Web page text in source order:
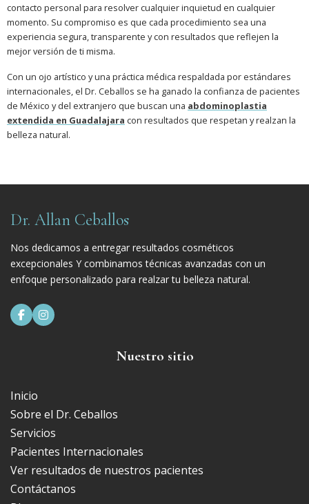
contacto personal para resolver cualquier inquietud en cualquier
momento. Su compromiso es que cada procedimiento sea una
experiencia segura, transparente y con resultados que reflejen la
mejor versión de ti misma.
Con un ojo artístico y una práctica médica respaldada por estándares
internacionales, el Dr. Ceballos se ha ganado la confianza de pacientes
de México y del extranjero que buscan una abdominoplastia
extendida en Guadalajara con resultados que respetan y realzan la
belleza natural.
Dr. Allan Ceballos
Nos dedicamos a entregar resultados cosméticos
excepcionales Y combinamos técnicas avanzadas con un
enfoque personalizado para realzar tu belleza natural.
 
Nuestro sitio
Inicio
Sobre el Dr. Ceballos
Servicios
Pacientes Internacionales
Ver resultados de nuestros pacientes
Contáctanos